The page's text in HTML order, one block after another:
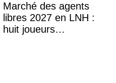
Marché des agents
libres 2027 en LNH :
huit joueurs